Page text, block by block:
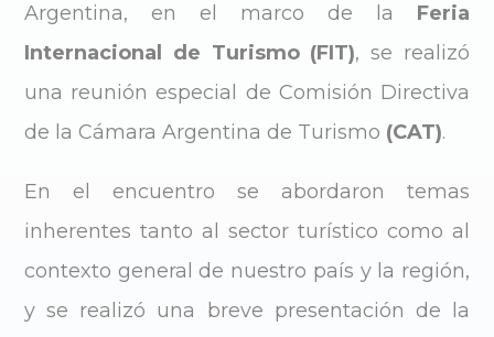
Argentina, en el marco de la Feria
Internacional de Turismo (FIT), se realizó
una reunión especial de Comisión Directiva
de la Cámara Argentina de Turismo (CAT).
En el encuentro se abordaron temas
inherentes tanto al sector turístico como al
contexto general de nuestro país y la región,
y se realizó una breve presentación de la